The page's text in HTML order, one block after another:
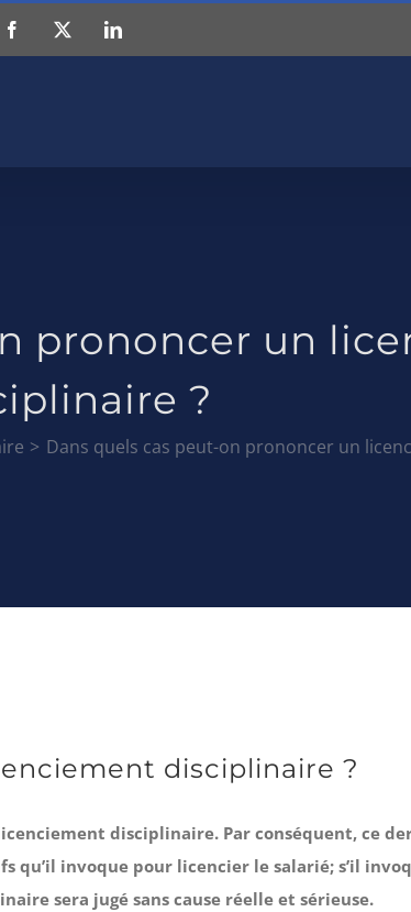
Facebook LinkedIn
prononcer un
?
Dans quels cas peut-on prononcer un
disciplinaire ?
disciplinaire. Par conséquent, ce
invoque pour licencier le salarié; s’il
sera jugé sans cause réelle et sérieuse.